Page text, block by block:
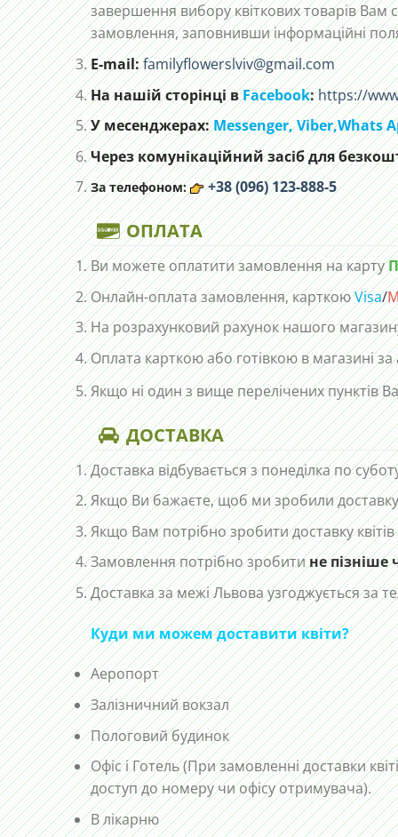
завершення вибору квіткових товарів Вам
замовлення, заповнивши інформаційні
E-mail: familyflowerslviv@gmail.com
На нашій сторінці вFacebook:https://
У месенджерах:Messenger,Viber,Whats
Через комунікаційний засіб для
За телефоном: +38 (096) 123-888-5
ОПЛАТА
Ви можете оплатити замовлення на карту
Онлайн-оплата замовлення, карткоюVisa/
На розрахунковий рахунок нашого
Оплата карткою або готівкою в магазині
Якщо ні один з вище перелічених пунктів
ДОСТАВКА
Доставка відбувається з понеділка по
Якщо Ви бажаєте, щоб ми зробили
Якщо Вам потрібно зробити доставку
Замовлення потрібно зробитине
Доставка за межі Львова узгоджується за
Куди ми можем доставити квіти?
Аеропорт
Залізничний вокзал
Пологовий будинок
Офіс і Готель (При замовленні доставки
доступ до номеру чи офісу отримувача).
В лікарню